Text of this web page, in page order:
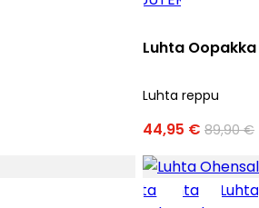
Luhta Oopakka
Luhta reppu
44,95 € 89,90 €